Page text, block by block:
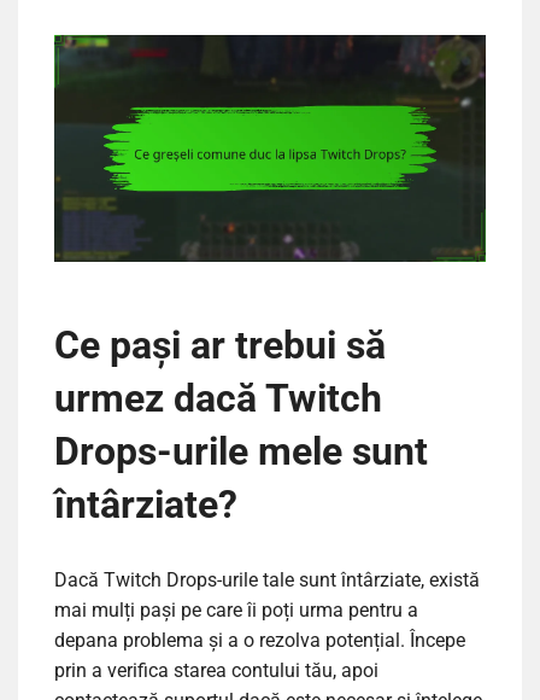
Ce pași ar trebui să
urmez dacă Twitch
Drops-urile mele sunt
întârziate?
Dacă Twitch Drops-urile tale sunt întârziate, există
mai mulți pași pe care îi poți urma pentru a
depana problema și a o rezolva potențial. Începe
prin a verifica starea contului tău, apoi